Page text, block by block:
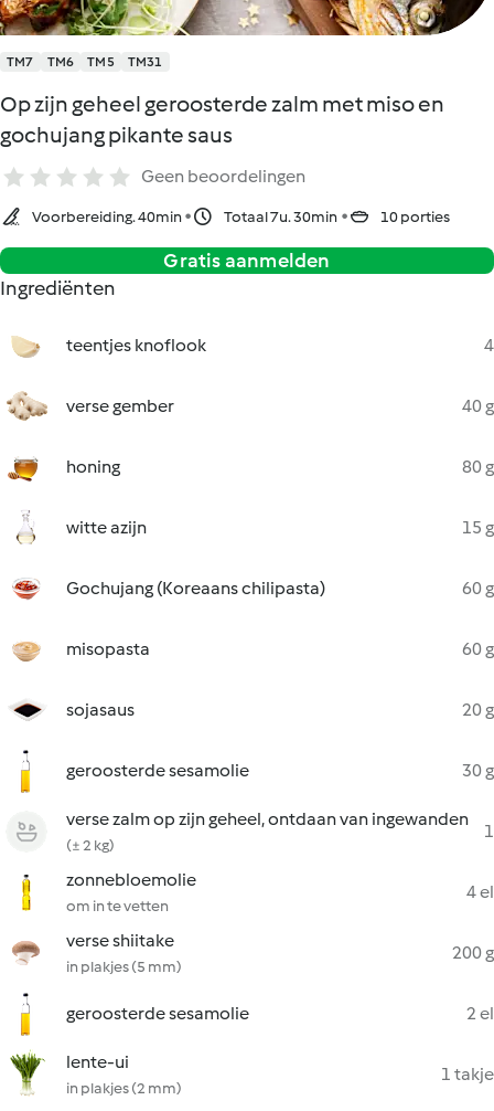
TM7 TM6 TM5 TM31
Op zijn geheel geroosterde zalm met miso en
gochujang pikante saus
Geen beoordelingen
Voorbereiding. 40min Totaal 7u. 30min 10 porties
Gratis aanmelden
Ingrediënten
teentjes knoflook 4
verse gember 40 g
honing 80 g
witte azijn 15 g
Gochujang (Koreaans chilipasta) 60 g
misopasta 60 g
sojasaus 20 g
geroosterde sesamolie 30 g
verse zalm op zijn geheel, ontdaan van ingewanden
(± 2 kg)
1
zonnebloemolie
om in te vetten
4 el
verse shiitake
in plakjes (5 mm)
200 g
geroosterde sesamolie 2 el
lente-ui
in plakjes (2 mm)
1 takje